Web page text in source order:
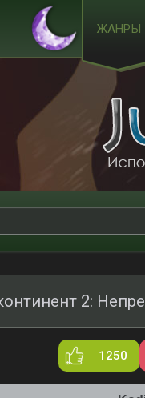
ЖАНРЫ
2:
1250